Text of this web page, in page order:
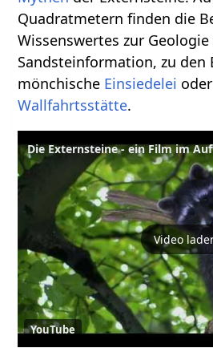
Quadratmetern finden die
Wissenswertes zur
Sandsteinformation, zu den
mönchische Einsiedelei
Wallfahrtsstätte.
Video
YouTube